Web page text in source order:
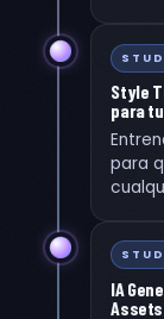
Style
para
para
IA